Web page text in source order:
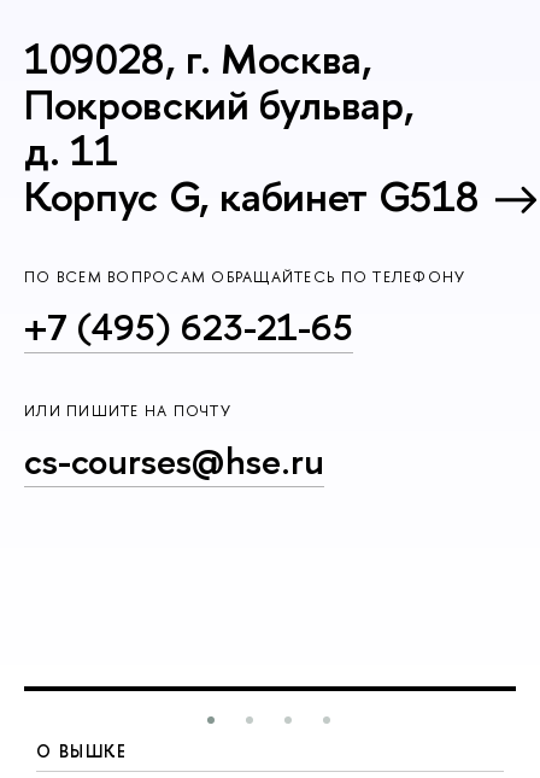
109028, г. Москва,
Покровский бульвар,
д. 11
Корпус G, кабинет G518
ПО ВСЕМ ВОПРОСАМ ОБРАЩАЙТЕСЬ ПО ТЕЛЕФОНУ
+7 (495) 623-21-65
ИЛИ ПИШИТЕ НА ПОЧТУ
cs-courses@hse.ru
О ВЫШКЕ